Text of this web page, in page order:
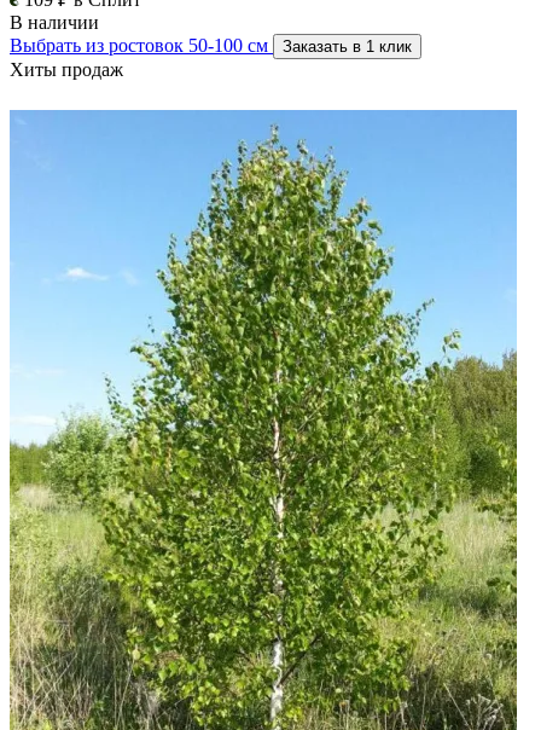
В наличии
Выбрать из ростовок 50-100 см
Заказать в 1 клик
Хиты продаж